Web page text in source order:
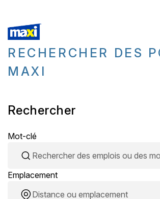
RECHERCHER DES
MAXI
Rechercher
Mot-clé
Emplacement